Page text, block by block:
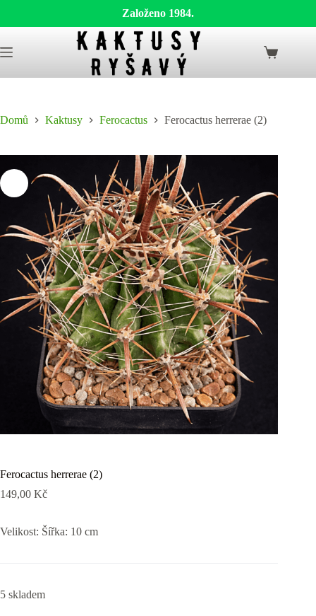
Založeno 1984.
to
content
Shopping
Domů Kaktusy Ferocactus Ferocactus herrerae (2)
Ferocactus herrerae (2)
149,00 Kč
Velikost: Šířka: 10 cm
5 skladem